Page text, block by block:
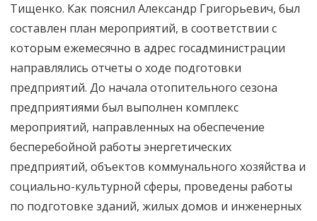
Тищенко. Как пояснил Александр Григорьевич, был
составлен план мероприятий, в соответствии с
которым ежемесячно в адрес госадминистрации
направлялись отчеты о ходе подготовки
предприятий. До начала отопительного сезона
предприятиями был выполнен комплекс
мероприятий, направленных на обеспечение
бесперебойной работы энергетических
предприятий, объектов коммунального хозяйства и
социально-культурной сферы, проведены работы
по подготовке зданий, жилых домов и инженерных